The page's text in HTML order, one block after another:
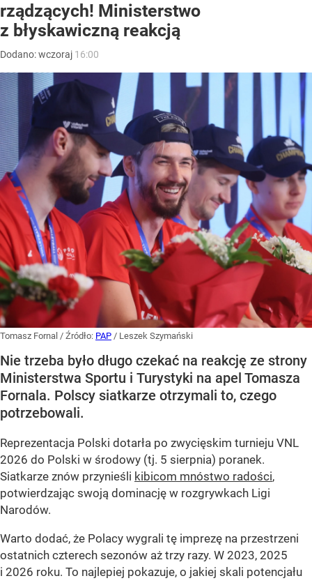
rządzących! Ministerstwo
z błyskawiczną reakcją
Dodano:wczoraj 16:00
Tomasz Fornal / Źródło: PAP / Leszek Szymański
Nie trzeba było długo czekać na reakcję ze strony
Ministerstwa Sportu i Turystyki na apel Tomasza
Fornala. Polscy siatkarze otrzymali to, czego
potrzebowali.
Reprezentacja Polski dotarła po zwycięskim turnieju VNL
2026 do Polski w środowy (tj. 5 sierpnia) poranek.
Siatkarze znów przynieśli kibicom mnóstwo radości,
potwierdzając swoją dominację w rozgrywkach Ligi
Narodów.
Warto dodać, że Polacy wygrali tę imprezę na przestrzeni
ostatnich czterech sezonów aż trzy razy. W 2023, 2025
i 2026 roku. To najlepiej pokazuje, o jakiej skali potencjału